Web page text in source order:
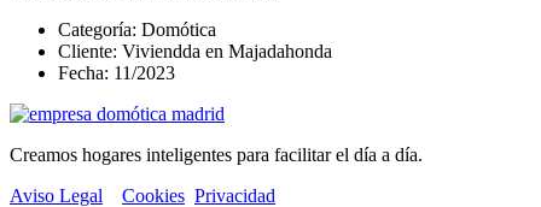
Categoría: Domótica
Cliente: Viviendda en Majadahonda
Fecha: 11/2023
Creamos hogares inteligentes para facilitar el día a día.
Aviso Legal
Cookies Privacidad